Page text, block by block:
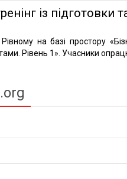
із підготовки
на базі простору
Рівень 1». Учасники